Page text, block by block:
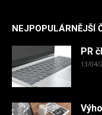
NEJPOPULÁRNĚJŠÍ
PR
13/04/